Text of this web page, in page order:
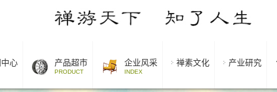
心 产品超市
PRODUCT
企业风采
INDEX
禅素文化 产业研究